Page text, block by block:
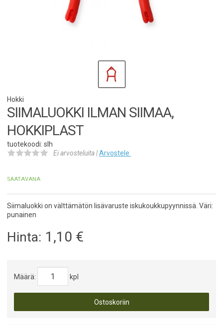
Hokki
SIIMALUOKKI ILMAN SIIMAA,
HOKKIPLAST
tuotekoodi: slh
Ei arvosteluita |Arvostele
SAATAVANA
Siimaluokki on välttämätön lisävaruste iskukoukkupyynnissä. Väri:
punainen
Hinta: 1,10 €
Määrä: kpl
Ostoskoriin